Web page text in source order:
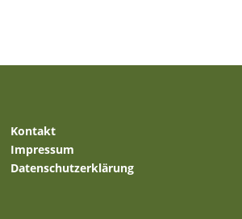
Kontakt
Impressum
Datenschutzerklärung